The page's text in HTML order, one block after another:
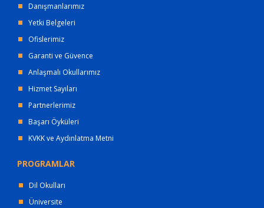
Danışmanlarımız
Yetki Belgeleri
Ofislerimiz
Garanti ve Güvence
Anlaşmalı Okullarımız
Hizmet Sayıları
Partnerlerimiz
Başarı Öyküleri
KVKK ve Aydınlatma Metni
PROGRAMLAR
Dil Okulları
Üniversite